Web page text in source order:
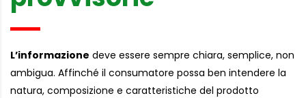
L’informazione deve essere sempre chiara, semplice, non
ambigua. Affinché il consumatore possa ben intendere la
natura, composizione e caratteristiche del prodotto